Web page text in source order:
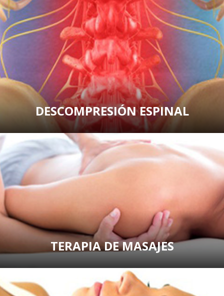
DESCOMPRESIÓN ESPINAL
TERAPIA DE MASAJES